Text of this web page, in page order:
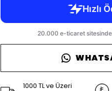
1000 TL ve Üzeri